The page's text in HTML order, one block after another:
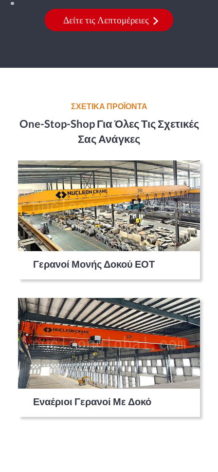
Δείτε τις Λεπτομέρειες
ΣΧΕΤΙΚΑ ΠΡΟΪΟΝΤΑ
One-Stop-Shop Για Όλες Τις Σχετικές
Σας Ανάγκες
Γερανοί Μονής Δοκού ΕΟΤ
Εναέριοι Γερανοί Με Δοκό